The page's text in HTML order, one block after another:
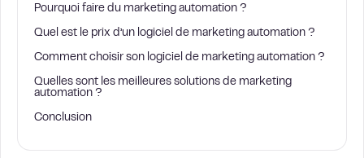
Pourquoi faire du marketing automation ?
Quel est le prix d’un logiciel de marketing automation ?
Comment choisir son logiciel de marketing automation ?
Quelles sont les meilleures solutions de marketing
automation ?
Conclusion